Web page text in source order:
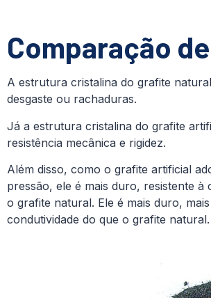
Comparação
A estrutura cristalina do grafite
desgaste ou rachaduras.
Já a estrutura cristalina do grafite
resistência mecânica e rigidez.
Além disso, como o grafite artificial
pressão, ele é mais duro, resistente
o grafite natural. Ele é mais duro,
condutividade do que o grafite natural.